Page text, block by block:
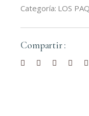
Categoría: LOS
Compartir :